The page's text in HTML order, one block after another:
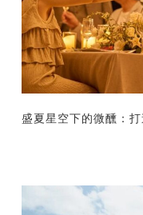
盛夏星空下的微醺：